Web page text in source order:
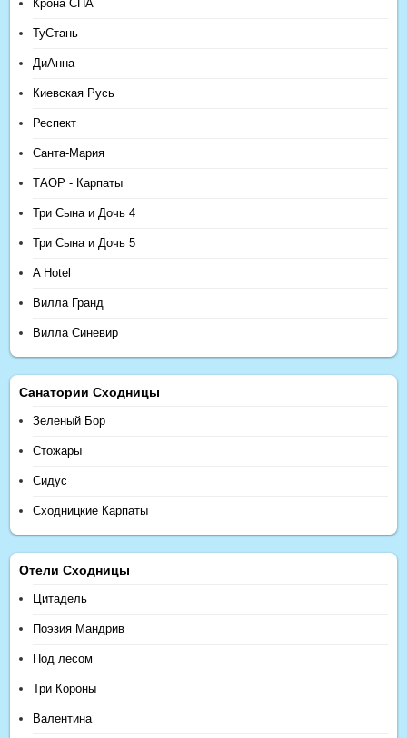
Крона СПА
ТуСтань
ДиАнна
Киевская Русь
Респект
Санта-Мария
ТАОР - Карпаты
Три Сына и Дочь 4
Три Сына и Дочь 5
A Hotel
Вилла Гранд
Вилла Синевир
Санатории Сходницы
Зеленый Бор
Стожары
Сидус
Сходницкие Карпаты
Отели Сходницы
Цитадель
Поэзия Мандрив
Под лесом
Три Короны
Валентина